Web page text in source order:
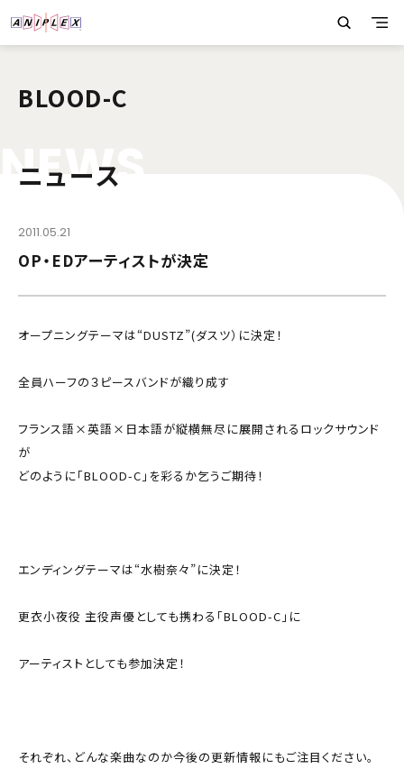
BLOOD-C
NEWS
ニュース
2011.05.21
OP・EDアーティストが決定
オープニングテーマは“DUSTZ”(ダスツ）に決定！
全員ハーフの３ピースバンドが織り成す
フランス語×英語×日本語が縦横無尽に展開されるロックサウンド
が
どのように「BLOOD-C」を彩るか乞うご期待！
エンディングテーマは“水樹奈々”に決定！
更衣小夜役 主役声優としても携わる「BLOOD-C」に
アーティストとしても参加決定！
それぞれ、どんな楽曲なのか今後の更新情報にもご注目ください。